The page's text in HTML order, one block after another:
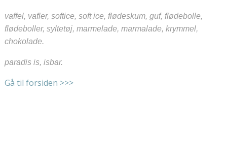
vaffel, vafler, softice, soft ice, flødeskum, guf, flødebolle,
flødeboller, syltetøj, marmelade, marmalade, krymmel,
chokolade.
paradis is, isbar.
Gå til forsiden >>>